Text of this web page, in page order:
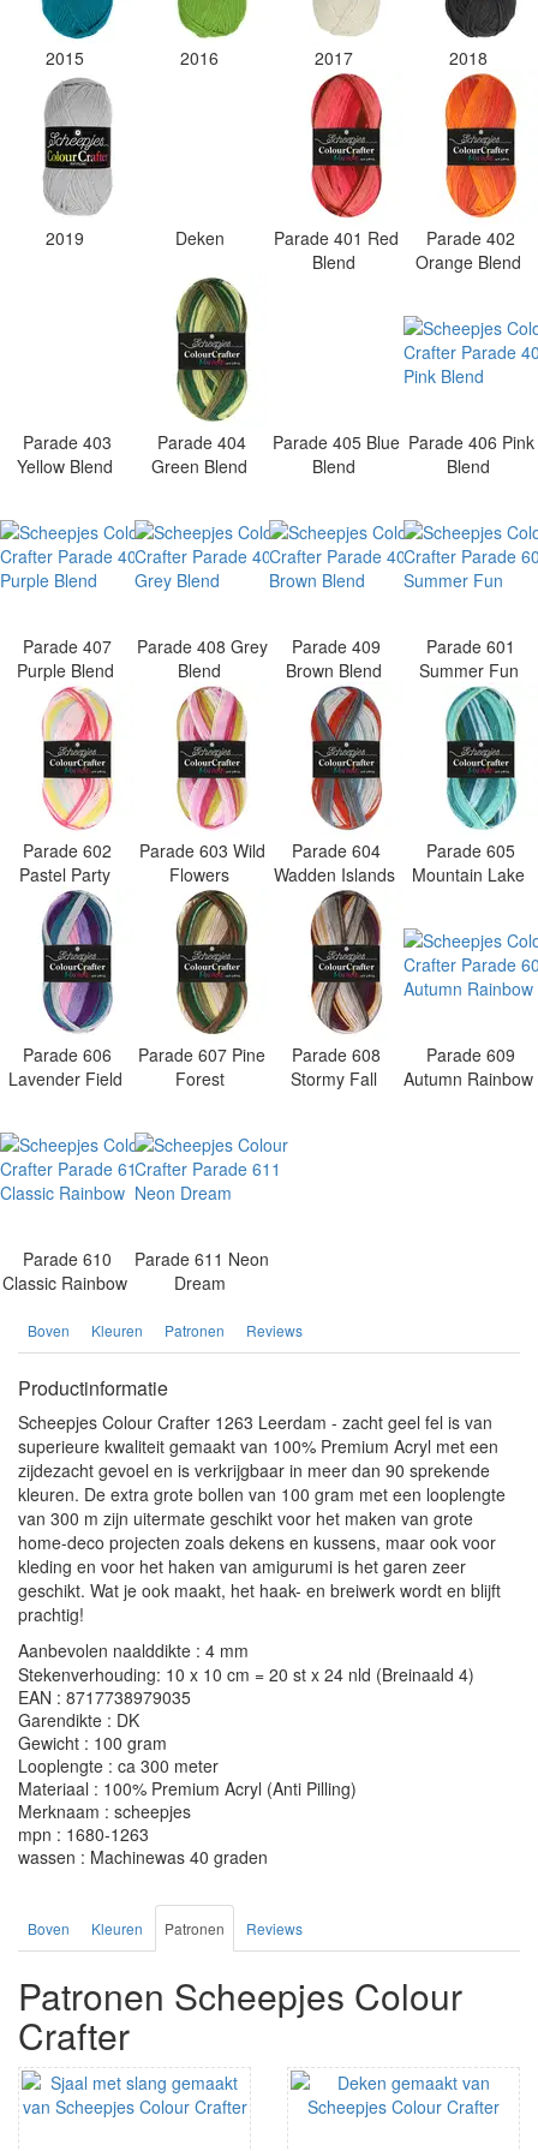
2015 2016 2017 2018
2019 Deken
Parade 401 Red
Blend
Parade 402
Orange Blend
Parade 403
Yellow Blend
Parade 404
Green Blend
Parade 405 Blue
Blend
Parade 406 Pink
Blend
Parade 407
Purple Blend
Parade 408 Grey
Blend
Parade 409
Brown Blend
Parade 601
Summer Fun
Parade 602
Pastel Party
Parade 603 Wild
Flowers
Parade 604
Wadden Islands
Parade 605
Mountain Lake
Parade 606
Lavender Field
Parade 607 Pine
Forest
Parade 608
Stormy Fall
Parade 609
Autumn Rainbow
Parade 610
Classic Rainbow
Parade 611 Neon
Dream
Boven Kleuren Patronen Reviews
Productinformatie
Scheepjes Colour Crafter 1263 Leerdam - zacht geel fel is van
superieure kwaliteit gemaakt van 100% Premium Acryl met een
zijdezacht gevoel en is verkrijgbaar in meer dan 90 sprekende
kleuren. De extra grote bollen van 100 gram met een looplengte
van 300 m zijn uitermate geschikt voor het maken van grote
home-deco projecten zoals dekens en kussens, maar ook voor
kleding en voor het haken van amigurumi is het garen zeer
geschikt. Wat je ook maakt, het haak- en breiwerk wordt en blijft
prachtig!
Aanbevolen naalddikte : 4 mm
Stekenverhouding: 10 x 10 cm = 20 st x 24 nld (Breinaald 4)
EAN : 8717738979035
Garendikte : DK
Gewicht : 100 gram
Looplengte : ca 300 meter
Materiaal : 100% Premium Acryl (Anti Pilling)
Merknaam : scheepjes
mpn : 1680-1263
wassen : Machinewas 40 graden
Boven Kleuren Patronen Reviews
Patronen Scheepjes Colour
Crafter